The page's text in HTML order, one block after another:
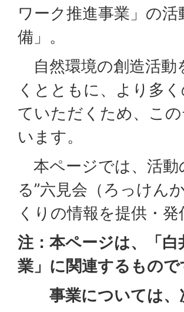
ワーク推進事業」の
備」。
自然環境の創造活動
くとともに、より多
ていただくため、こ
います。
本ページでは、活動
る”六見会（ろっけん
くりの情報を提供・
注：本ページは、「
業」に関連するもので
事業については、